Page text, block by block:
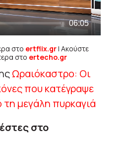
στο ertflix.gr| Ακούστε
στο ertecho.gr
Ωραιόκαστρο: Οι
που κατέγραψε
μεγάλη πυρκαγιά
στο